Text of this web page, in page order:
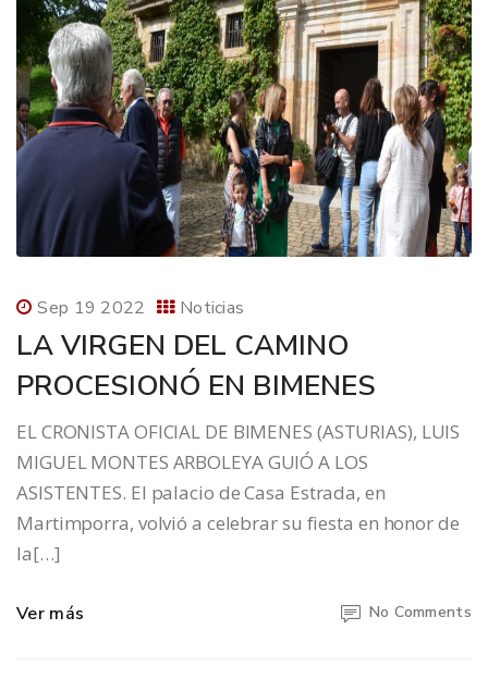
Sep 19 2022 Noticias
LA VIRGEN DEL CAMINO
PROCESIONÓ EN BIMENES
EL CRONISTA OFICIAL DE BIMENES (ASTURIAS), LUIS
MIGUEL MONTES ARBOLEYA GUIÓ A LOS
ASISTENTES. El palacio de Casa Estrada, en
Martimporra, volvió a celebrar su fiesta en honor de
la[…]
Ver más No Comments